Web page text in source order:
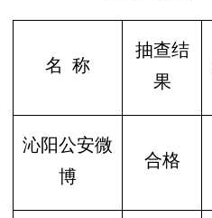
名 称
抽查结
果
沁阳公安微
博
合格